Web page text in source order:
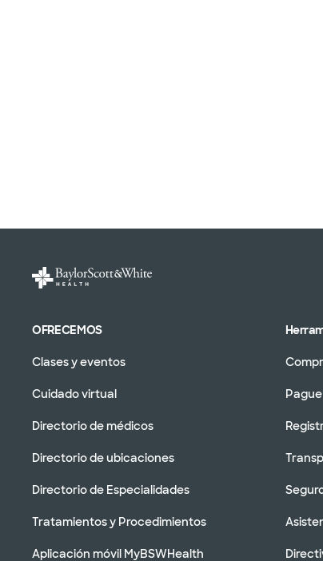
OFRECEMOS
Clases y eventos
Cuidado virtual
Directorio de médicos
Directorio de ubicaciones
Directorio de Especialidades
Tratamientos y Procedimientos
Aplicación móvil MyBSWHealth